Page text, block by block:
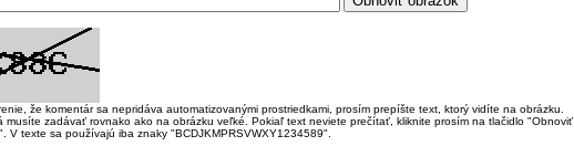
že komentár sa nepridáva automatizovanými prostriedkami, prosím prepíšte text, ktorý vidíte na obrázku.
musíte zadávať rovnako ako na obrázku veľké. Pokiaľ text neviete prečítať, kliknite prosím na tlačidlo "Obnoviť
V texte sa používajú iba znaky "BCDJKMPRSVWXY1234589".